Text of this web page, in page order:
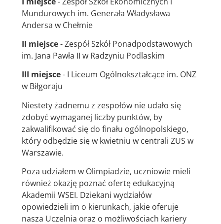
Mundurowych im. Generała Władysława
Andersa w Chełmie
II miejsce- Zespół Szkół Ponadpodstawowych
im. Jana Pawła II w Radzyniu Podlaskim
III miejsce- I Liceum Ogólnokształcące im. ONZ
w Biłgoraju
Niestety żadnemu z zespołów nie udało się
zdobyć wymaganej liczby punktów, by
zakwalifikować się do finału ogólnopolskiego,
który odbędzie się w kwietniu w centrali ZUS w
Warszawie.
Poza udziałem w Olimpiadzie, uczniowie mieli
również okazję poznać ofertę edukacyjną
Akademii WSEI. Dziekani wydziałów
opowiedzieli im o kierunkach, jakie oferuje
nasza Uczelnia oraz o możliwościach kariery